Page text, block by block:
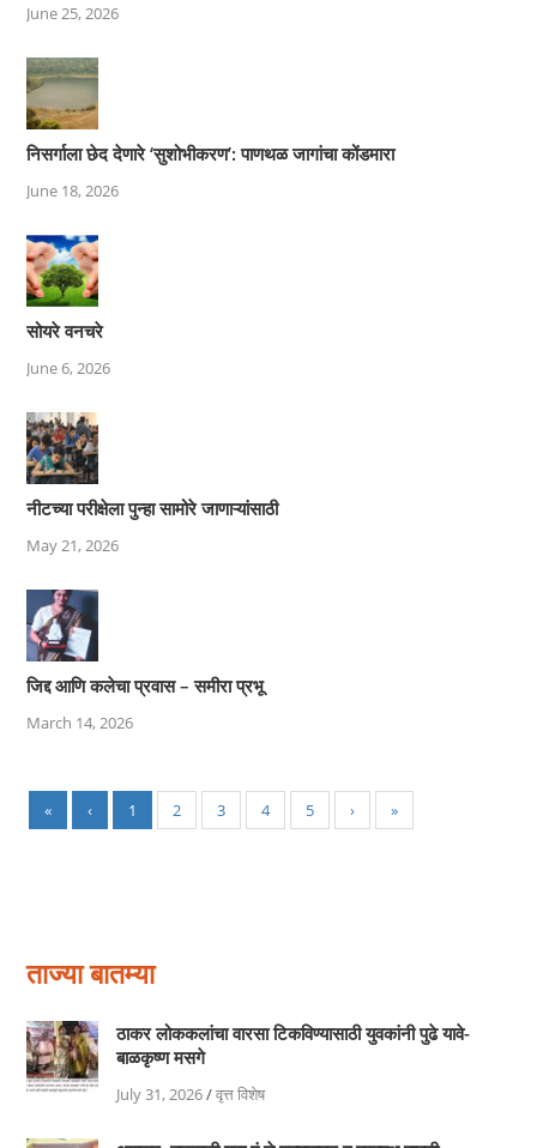
June 25, 2026
निसर्गाला छेद देणारे ‘सुशोभीकरण’: पाणथळ जागांचा कोंडमारा
June 18, 2026
सोयरे वनचरे
June 6, 2026
नीटच्या परीक्षेला पुन्हा सामोरे जाणाऱ्यांसाठी
May 21, 2026
जिद्द आणि कलेचा प्रवास – समीरा प्रभू
March 14, 2026
« ‹ 1 2 3 4 5 › »
ताज्या बातम्या
ठाकर लोककलांचा वारसा टिकविण्यासाठी युवकांनी पुढे यावे-
बाळकृष्ण मसगे
July 31, 2026/वृत्त विशेष